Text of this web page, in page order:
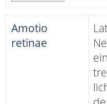
Amotio
retinae